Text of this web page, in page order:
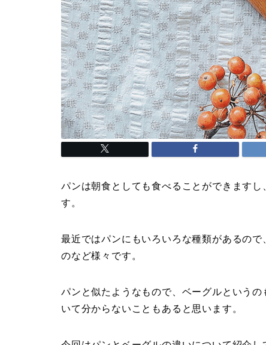
パンは朝食としても食べることができます
す。
最近ではパンにもいろいろな種類があるの
のなど様々です。
パンと似たようなもので、ベーグルという
いて分からないこともあると思います。